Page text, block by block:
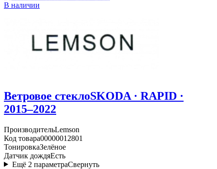
В наличии
Ветровое стеклоSKODA · RAPID ·
2015–2022
ПроизводительLemson
Код товара00000012801
ТонировкаЗелёное
Датчик дождяЕсть
Ещё 2 параметраСвернуть